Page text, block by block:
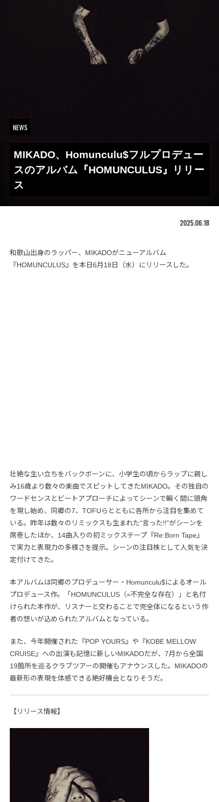
NEWS
MIKADO、Homunculu$フルプロデュー
スのアルバム『HOMUNCULUS』リリー
ス
2025.06.18
和歌山出身のラッパー、MIKADOがニューアルバム
『HOMUNCULUS』を本日6月18日（水）にリリースした。
壮絶な生い立ちをバックボーンに、小学生の頃からラップに親し
み16歳より数々の楽曲でスピットしてきたMIKADO。その独自の
ワードセンスとビートアプローチによってシーンで瞬く間に頭角
を現し始め、同郷の7、TOFUらとともに各所から注目を集めて
いる。昨年は数々のリミックスも生まれた“言った!!”がシーンを
席巻したほか、14曲入りの初ミックステープ『Re:Born Tape』
で実力と表現力の多様さを提示。シーンの注目株として人気を決
定付けてきた。
本アルバムは同郷のプロデューサー・Homunculu$によるオール
プロデュース作。「HOMUNCULUS（=不完全な存在）」と名付
けられた本作が、リスナーと交わることで完全体になるという作
者の想いが込められたアルバムとなっている。
また、今年開催された『POP YOURS』や『KOBE MELLOW
CRUISE』への出演も記憶に新しいMIKADOだが、7月から全国
19箇所を巡るクラブツアーの開催もアナウンスした。MIKADOの
最新形の表現を体感できる絶好機会となりそうだ。
【リリース情報】